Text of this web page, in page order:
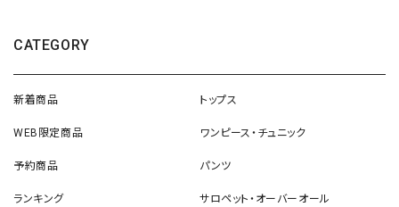
CATEGORY
新着商品
WEB限定商品
予約商品
ランキング
トップス
ワンピース・チュニック
パンツ
サロペット・オーバーオール